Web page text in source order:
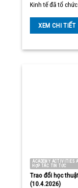
Kinh tế đã tổ
XEM CHI TIẾT
ACADEMY ACTIVITIES
HỢP TÁC TIN TỨC
Trao đổi học
(10.4.2026)